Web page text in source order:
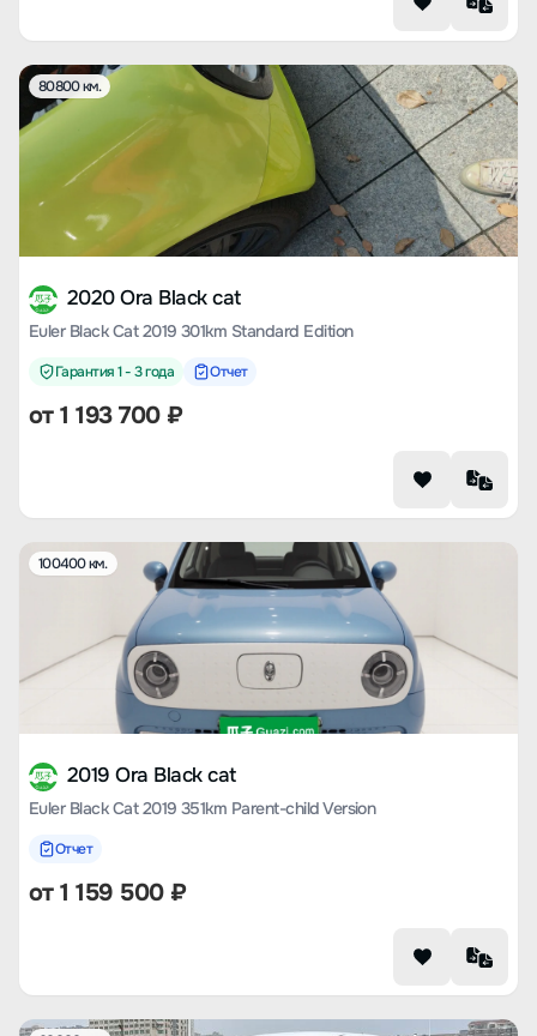
80800 км.
2020 Ora Black cat
Euler Black Cat 2019 301km Standard Edition
Гарантия 1 - 3 года Отчет
от1 193 700₽
100400 км.
2019 Ora Black cat
Euler Black Cat 2019 351km Parent-child Version
Отчет
от1 159 500₽